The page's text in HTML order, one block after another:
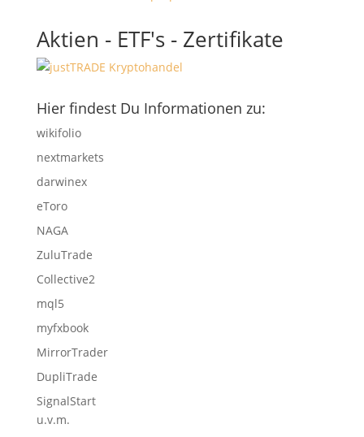
Aktien - ETF's - Zertifikate
Hier findest Du Informationen zu:
wikifolio
nextmarkets
darwinex
eToro
NAGA
ZuluTrade
Collective2
mql5
myfxbook
MirrorTrader
DupliTrade
SignalStart
u.v.m.